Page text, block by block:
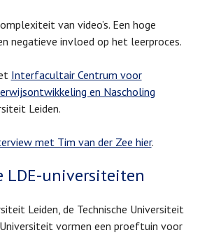
van video’s. Een hoge
negatieve invloed op het leerproces.
Interfacultair Centrum voor
en Nascholing
Leiden.
met Tim van der Zee hier.
LDE-universiteiten
Leiden, de Technische Universiteit
vormen een proeftuin voor